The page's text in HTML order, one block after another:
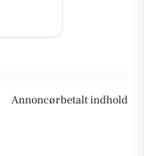
Annoncørbetalt indhold